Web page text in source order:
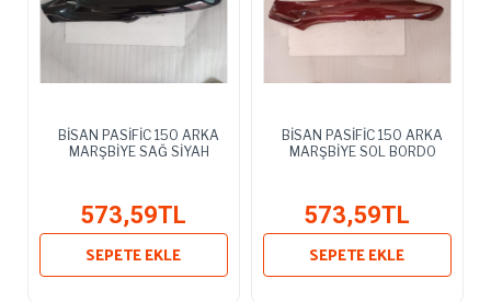
BİSAN PASİFİC 150 ARKA
MARŞBİYE SAĞ SİYAH
573,59TL
SEPETE EKLE
BİSAN PASİFİC 150 ARKA
MARŞBİYE SOL BORDO
573,59TL
SEPETE EKLE